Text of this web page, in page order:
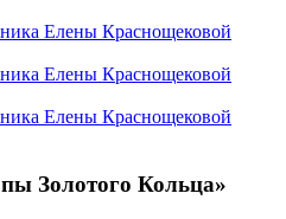
Золотого Кольца»